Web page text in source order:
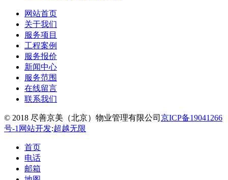
网站首页
关于我们
服务项目
工程案例
服务报价
新闻中心
服务范围
在线留言
联系我们
© 2018 尽善京美（北京）物业管理有限公司 京ICP备19041266
号-1网站开发:超越无限
首页
电话
邮箱